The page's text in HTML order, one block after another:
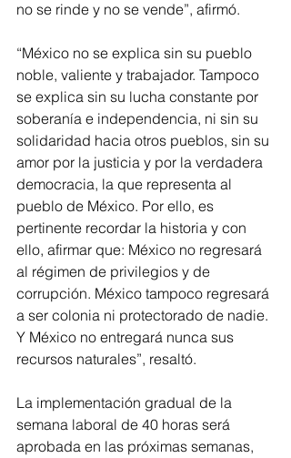
no se rinde y no se vende”, afirmó.
“México no se explica sin su pueblo
noble, valiente y trabajador. Tampoco
se explica sin su lucha constante por
soberanía e independencia, ni sin su
solidaridad hacia otros pueblos, sin su
amor por la justicia y por la verdadera
democracia, la que representa al
pueblo de México. Por ello, es
pertinente recordar la historia y con
ello, afirmar que: México no regresará
al régimen de privilegios y de
corrupción. México tampoco regresará
a ser colonia ni protectorado de nadie.
Y México no entregará nunca sus
recursos naturales”, resaltó.
La implementación gradual de la
semana laboral de 40 horas será
aprobada en las próximas semanas,